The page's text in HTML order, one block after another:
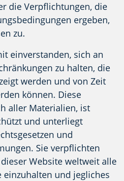
die Verpflichtungen, die
ergeben,
zu.
einverstanden, sich an
zu halten, die
werden und von Zeit
können. Diese
aller Materialien, ist
und unterliegt
und
Sie verpflichten
Website weltweit alle
einzuhalten und jegliches